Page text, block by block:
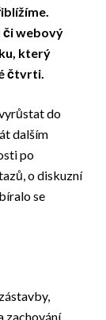
či webový
který
čtvrti.
do
dalším
po
o diskuzní
se
zachování